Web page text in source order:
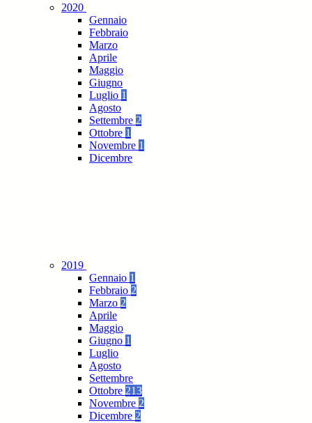
2020
Gennaio
Febbraio
Marzo
Aprile
Maggio
Giugno
Luglio 1
Agosto
Settembre 2
Ottobre 1
Novembre 1
Dicembre
2019
Gennaio 1
Febbraio 2
Marzo 2
Aprile
Maggio
Giugno 1
Luglio
Agosto
Settembre
Ottobre 213
Novembre 2
Dicembre 2